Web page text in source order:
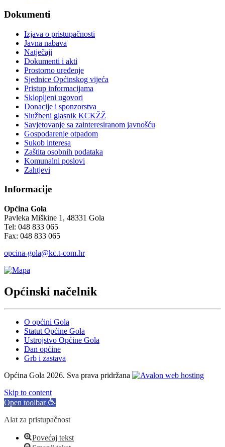
Dokumenti
Izjava o pristupačnosti
Javna nabava
Natječaji
Dokumenti i akti
Prostorno uređenje
Sjednice Općinskog vijeća
Pristup informacijama
Sklopljeni ugovori
Donacije i sponzorstva
Službeni glasnik KCKŽŽ
Savjetovanje sa zainteresiranom javnošću
Gospodarenje otpadom
Sukob interesa
Zaštita osobnih podataka
Komunalni poslovi
Zahtjevi
Informacije
Općina Gola
Pavleka Miškine 1, 48331 Gola
Tel: 048 833 065
Fax: 048 833 065
opcina-gola@kc.t-com.hr
Općinski načelnik
O općini Gola
Statut Općine Gola
Ustrojstvo Općine Gola
Dan općine
Grb i zastava
Općina Gola 2026. Sva prava pridržana
Skip to content
Open toolbar
Alat za pristupačnost
Povećaj tekst